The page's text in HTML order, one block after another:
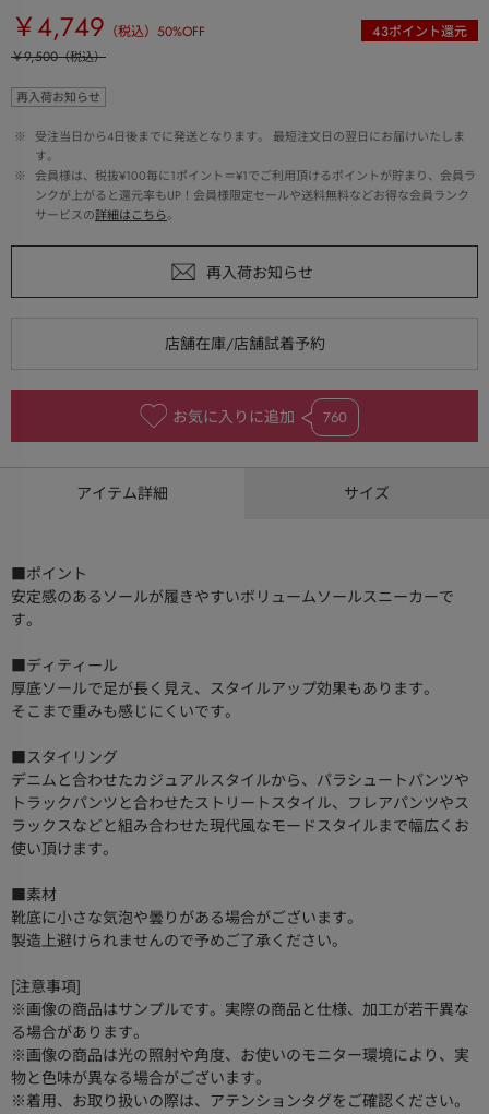
￥4,749 （税込） 50%OFF 43ポイント還元
￥9,500（税込）
再入荷お知らせ
※
受注当日から4日後までに発送となります。 最短注文日の翌日にお届けいたしま
す。
※
会員様は、税抜¥100毎に1ポイント＝¥1でご利用頂けるポイントが貯まり、会員ラ
ンクが上がると還元率もUP！会員様限定セールや送料無料などお得な会員ランク
サービスの詳細はこちら。
お気に入りに追加 760
アイテム詳細 サイズ
■ポイント
安定感のあるソールが履きやすいボリュームソールスニーカーで
す。
■ディティール
厚底ソールで足が長く見え、スタイルアップ効果もあります。
そこまで重みも感じにくいです。
■スタイリング
デニムと合わせたカジュアルスタイルから、パラシュートパンツや
トラックパンツと合わせたストリートスタイル、フレアパンツやス
ラックスなどと組み合わせた現代風なモードスタイルまで幅広くお
使い頂けます。
■素材
靴底に小さな気泡や曇りがある場合がございます。
製造上避けられませんので予めご了承ください。
[注意事項]
※画像の商品はサンプルです。実際の商品と仕様、加工が若干異な
る場合があります。
※画像の商品は光の照射や角度、お使いのモニター環境により、実
物と色味が異なる場合がございます。
※着用、お取り扱いの際は、アテンションタグをご確認ください。